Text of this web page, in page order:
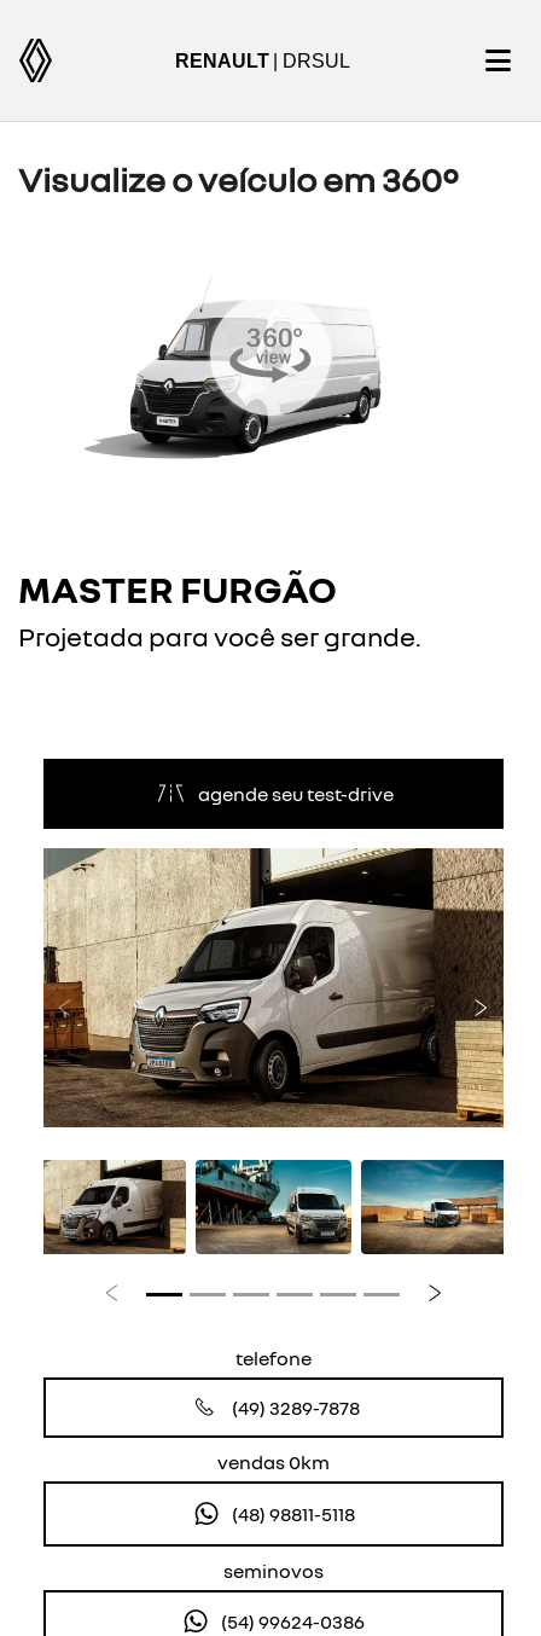
RENAULT | DRSUL
Visualize o veículo em 360°
MASTER FURGÃO
Projetada para você ser grande.
agende seu test-drive
Anterior
Anterior Próximo
telefone
(49) 3289-7878
vendas 0km
(48) 98811-5118
seminovos
(54) 99624-0386